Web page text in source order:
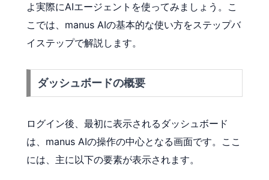
よ実際にAIエージェントを使ってみましょう。こ
こでは、manus AIの基本的な使い方をステップバ
イステップで解説します。
ダッシュボードの概要
ログイン後、最初に表示されるダッシュボード
は、manus AIの操作の中心となる画面です。ここ
には、主に以下の要素が表示されます。